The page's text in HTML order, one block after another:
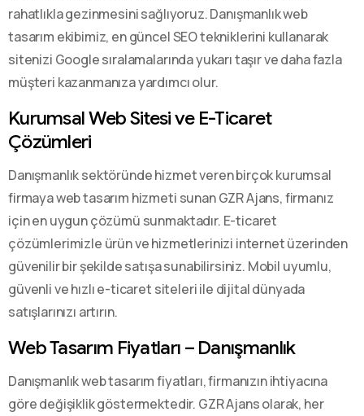
rahatlıkla gezinmesini sağlıyoruz. Danışmanlık web
tasarım ekibimiz, en güncel SEO tekniklerini kullanarak
sitenizi Google sıralamalarında yukarı taşır ve daha fazla
müşteri kazanmanıza yardımcı olur.
Kurumsal Web Sitesi ve E-Ticaret
Çözümleri
Danışmanlık sektöründe hizmet veren birçok kurumsal
firmaya web tasarım hizmeti sunan GZR Ajans, firmanız
için en uygun çözümü sunmaktadır. E-ticaret
çözümlerimizle ürün ve hizmetlerinizi internet üzerinden
güvenilir bir şekilde satışa sunabilirsiniz. Mobil uyumlu,
güvenli ve hızlı e-ticaret siteleri ile dijital dünyada
satışlarınızı artırın.
Web Tasarım Fiyatları – Danışmanlık
Danışmanlık web tasarım fiyatları, firmanızın ihtiyacına
göre değişiklik göstermektedir. GZR Ajans olarak, her